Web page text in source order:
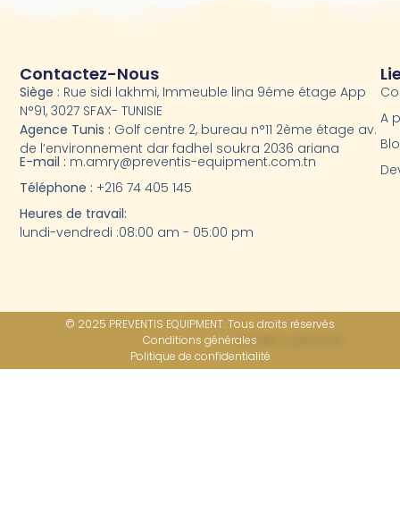
A
Contactez-Nous
Siège : Rue sidi lakhmi, Immeuble lina 9éme étage App
N°91, 3027 SFAX- TUNISIE
Agence Tunis : Golf centre 2, bureau n°11 2ème étage av.
de l’environnement dar fadhel soukra 2036 ariana
E-mail : m.amry@preventis-equipment.com.tn
Téléphone : +216 74 405 145
Heures de travail:
lundi-vendredi :08:00 am - 05:00 pm
© 2025 PREVENTIS EQUIPMENT. Tous droits réservés
Conditions générales
Politique de confidentialité​